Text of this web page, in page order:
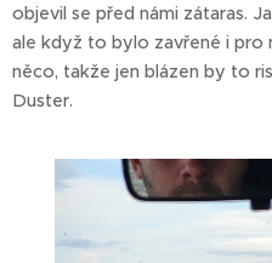
objevil se před námi zátaras.
ale když to bylo zavřené i pro
něco, takže jen blázen by to
Duster.